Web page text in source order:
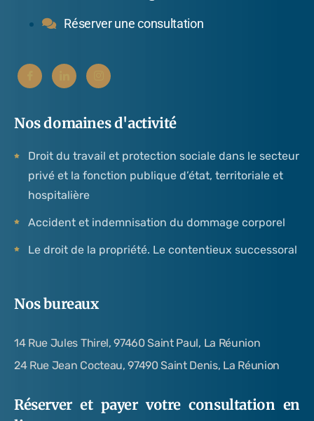
Réserver une consultation
Nos domaines d'activité
Droit du travail et protection sociale dans le secteur
privé et la fonction publique d’état, territoriale et
hospitalière
Accident et indemnisation du dommage corporel
Le droit de la propriété. Le contentieux successoral
Nos bureaux
14 Rue Jules Thirel, 97460 Saint Paul, La Réunion
24 Rue Jean Cocteau, 97490 Saint Denis, La Réunion
Réserver et payer votre consultation en